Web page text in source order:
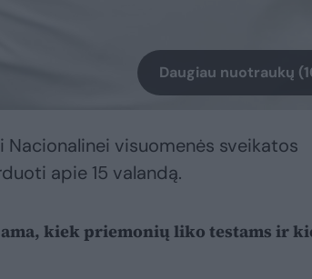
Daugiau nuotraukų
visuomenės sveikatos
apie 15 valandą.
kiek priemonių liko testams ir